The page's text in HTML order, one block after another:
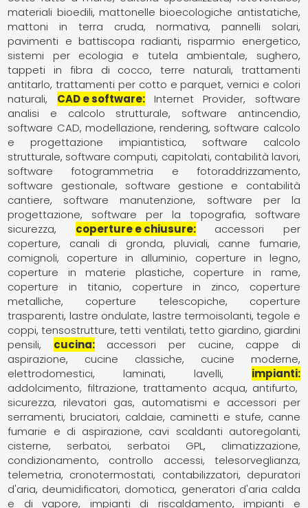
materiali bioedili mattonelle bioecologiche antistatiche
mattoni in terra cruda
normativa
pannelli solari
pavimenti e battiscopa radianti risparmio energetico
sistemi per ecologia e tutela ambientale
sughero
tappeti in fibra di cocco
terre naturali
trattamenti
antitarlo trattamenti per cotto e parquet vernici e colori
naturali
CAD e software Internet Provider
software
analisi e calcolo strutturale
software antincendio
software CAD, modellazione, rendering software calcolo
e progettazione impiantistica
software calcolo
strutturale software computi, capitolati, contabilità lavori
software fotogrammetria e fotoraddrizzamento
software gestionale
software gestione e contabilità
cantiere
software manutenzione
software per la
progettazione
software per la topografia
software
sicurezza
coperture e chiusure
accessori per
coperture
canali di gronda, pluviali
canne fumarie,
comignoli
coperture in alluminio
coperture in legno
coperture in materie plastiche
coperture in rame
coperture in titanio
coperture in zinco
coperture
metalliche
coperture telescopiche
coperture
trasparenti lastre ondulate lastre termoisolanti tegole e
coppi tensostrutture tetti ventilati tetto giardino, giardini
pensili
cucina accessori per cucine
cappe di
aspirazione
cucine classiche
cucine moderne
elettrodomestici
laminati lavelli
impianti
addolcimento, filtrazione, trattamento acqua antifurto,
sicurezza, rilevatori gas
automatismi e accessori per
serramenti bruciatori caldaie caminetti e stufe canne
fumarie e di aspirazione
cavi scaldanti autoregolanti
cisterne, serbatoi, serbatoi GPL
climatizzazione,
condizionamento
controllo accessi, telesorveglianza,
telemetria
cronotermostati, contabilizzatori
depuratori
d'aria deumidificatori domotica generatori d'aria calda
e di vapore
impianti di riscaldamento
impianti e